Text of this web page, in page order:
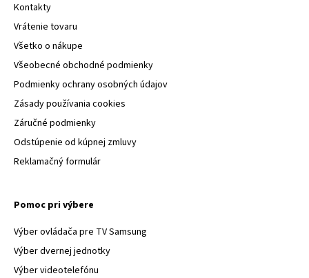
Kontakty
Vrátenie tovaru
Všetko o nákupe
Všeobecné obchodné podmienky
Podmienky ochrany osobných údajov
Zásady používania cookies
Záručné podmienky
Odstúpenie od kúpnej zmluvy
Reklamačný formulár
Pomoc pri výbere
Výber ovládača pre TV Samsung
Výber dvernej jednotky
Výber videotelefónu